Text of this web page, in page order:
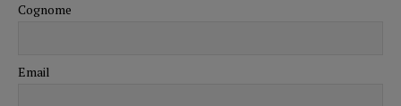
Cognome
Email